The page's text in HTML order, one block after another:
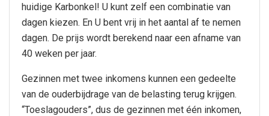
huidige Karbonkel! U kunt zelf een combinatie van
dagen kiezen. En U bent vrij in het aantal af te nemen
dagen. De prijs wordt berekend naar een afname van
40 weken per jaar.
Gezinnen met twee inkomens kunnen een gedeelte
van de ouderbijdrage van de belasting terug krijgen.
“Toeslagouders”, dus de gezinnen met één inkomen,